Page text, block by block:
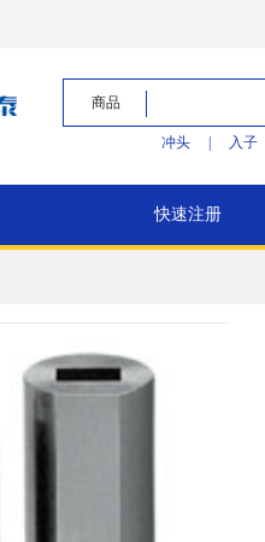
商品
冲头 入子
快速注册